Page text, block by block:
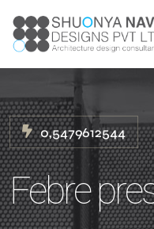
0,5479612544
Febre